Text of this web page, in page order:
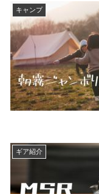
キャンプ
ギア紹介